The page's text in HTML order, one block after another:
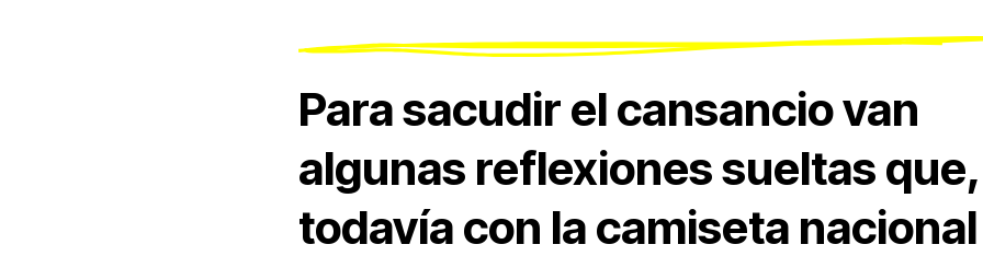
Para sacudir el cansancio van
algunas reflexiones sueltas que,
todavía con la camiseta nacional